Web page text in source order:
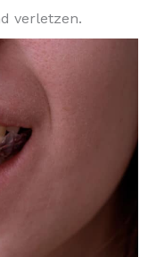
verletzen.